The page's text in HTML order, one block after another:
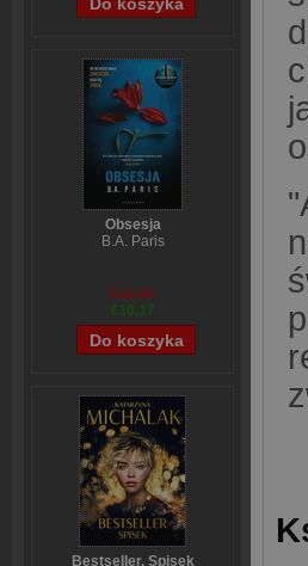
Obsesja
B.A. Paris
€12,65
€10,17
Bestseller. Spisek